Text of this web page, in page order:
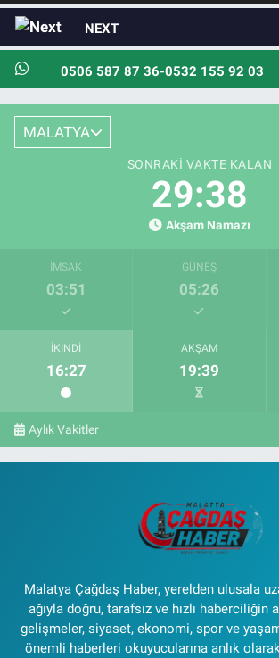
NEXT
0506 587 87 36-0532 155 92 03
MALATYA
SONRAKI VAKTE KALAN
29:37
Akşam Namazı
İMSAK
03:51
GÜNEŞ
05:26
İKINDI
16:27
AKŞAM
19:39
Aylık Vakitler
Malatya Çağdaş Haber, yerelden ulusala
ağıyla doğru, tarafsız ve hızlı haberciliğin
gelişmeler, siyaset, ekonomi, spor ve
önemli haberleri okuyucularına anlık